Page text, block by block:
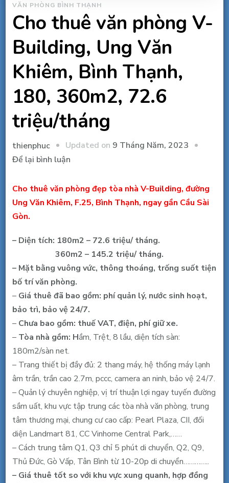
VĂN PHÒNG BÌNH THẠNH
Cho thuê văn phòng V-
Building, Ung Văn
Khiêm, Bình Thạnh,
180, 360m2, 72.6
triệu/tháng
thienphuc Updated on 9 Tháng Năm, 2023
Để lại bình luậntại
thuê
văn
Building,
Ung
Văn
Khiêm,
Bình
Thạnh,
180,
360m2,
triệu/tháng
Cho thuê văn phòng đẹp tòa nhà V-Building, đường
Ung Văn Khiêm, F.25, Bình Thạnh, ngay gần Cầu Sài
Gòn.
– Diện tích: 180m2 – 72.6 triệu/ tháng.
360m2 – 145.2 triệu/ tháng.
– Mặt bằng vuông vức, thông thoáng, trống suốt tiện
bố trí văn phòng.
–Giá thuê đã bao gồm: phí quản lý, nước sinh hoạt,
bảo trì, bảo vệ 24/7.
– Chưa bao gồm: thuế VAT, điện, phí giữ xe.
– Tòa nhà gồm: Hầm, Trệt, 8 lầu, diện tích sàn:
180m2/sàn net.
– Trang thiết bị đầy đủ: 2 thang máy, hệ thống máy lạnh
âm trần, trần cao 2.7m, pccc, camera an ninh, bảo vệ 24/7.
– Quản lý chuyên nghiệp, vị trí thuận lợi ngay tuyến đường
sầm uất, khu vực tập trung các tòa nhà văn phòng, trung
tâm thương mại, chung cư cao cấp: Pearl Plaza, CII, đối
diện Landmart 81, CC Vinhome Central Park,……
– Cách trung tâm Q1, Q3 chỉ 5 phút di chuyển, Q2, Q9,
Thủ Đức, Gò Vấp, Tân Bình từ 10-20p di chuyển…………..
– Giá thuê tốt so với khu vực xung quanh, hợp đồng